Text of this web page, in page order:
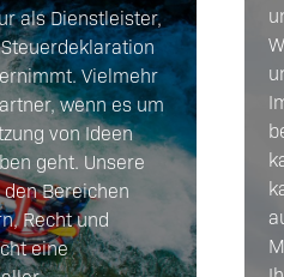
als Dienstleister,
Vielmehr
wenn es um
von Ideen
geht. Unsere
Bereichen
Recht und
eine